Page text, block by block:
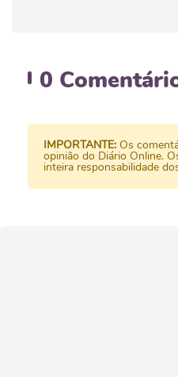
0
IMPORTANTE: Os
opinião do Diário Online.
inteira responsabilidade